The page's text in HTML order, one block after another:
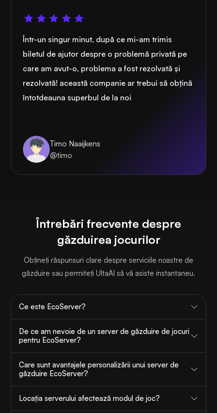
Într-un singur minut, după ce mi-am trimis
biletul de ajutor despre o problemă privată pe
care am avut-o, problema a fost rezolvată și
rezolvată! această companie ar trebui să obțină
întotdeauna superbul de la noi
Timo Naaijkens
@timo
Întrebări frecvente despre
găzduirea jocurilor
Obțineți răspunsuri clare despre serviciile noastre de
găzduire sau permiteți UltaAI să vă asiste instantaneu.
Ce este EcoServer?
De ce am nevoie de un server de găzduire de jocuri
pentru EcoServer?
Care sunt avantajele personalizării unui server de
găzduire EcoServer?
Locația serverului afectează modul de joc?